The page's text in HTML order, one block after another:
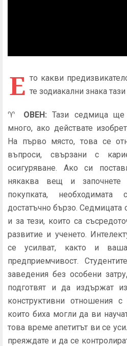
Е то какви
те зодиакални знака
♈ ОВЕН: Тази седмица ще
много, ако действате
На първо място, това се
въпроси, свързани с
осигуряване. Ако си
някаква вещ и
покупката,
достатъчно бързо. Седмицата
и за тези, които са
развитие и ученето.
се усилват, както и
предприемчивост.
заведения без особени
подготвят и да издържат
конструктивни отношения
които биха могли да ви
това време апетитът ви се
преяждате и да се